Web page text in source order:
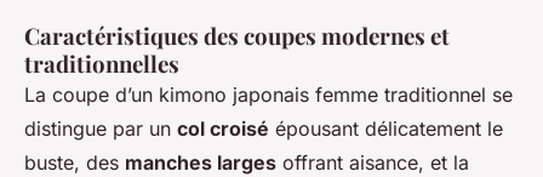
Caractéristiques des coupes modernes et
traditionnelles
La coupe d’un kimono japonais femme traditionnel se
distingue par un col croisé épousant délicatement le
buste, des manches larges offrant aisance, et la